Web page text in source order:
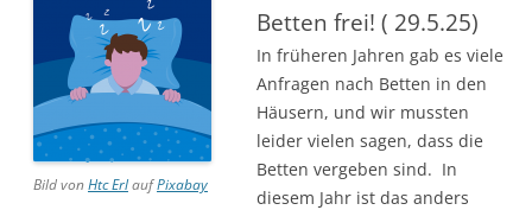
Bild vonHtc ErlaufPixabay
Betten frei! ( 29.5.25)
In früheren Jahren gab es viele
Anfragen nach Betten in den
Häusern, und wir mussten
leider vielen sagen, dass die
Betten vergeben sind. In
diesem Jahr ist das anders